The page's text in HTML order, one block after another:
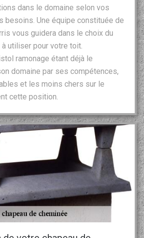
dans le domaine selon vos
besoins. Une équipe constituée de
vous guidera dans le choix du
utiliser pour votre toit.
ramonage étant déjà le
domaine par ses compétences,
et les moins chers sur le
cette position.